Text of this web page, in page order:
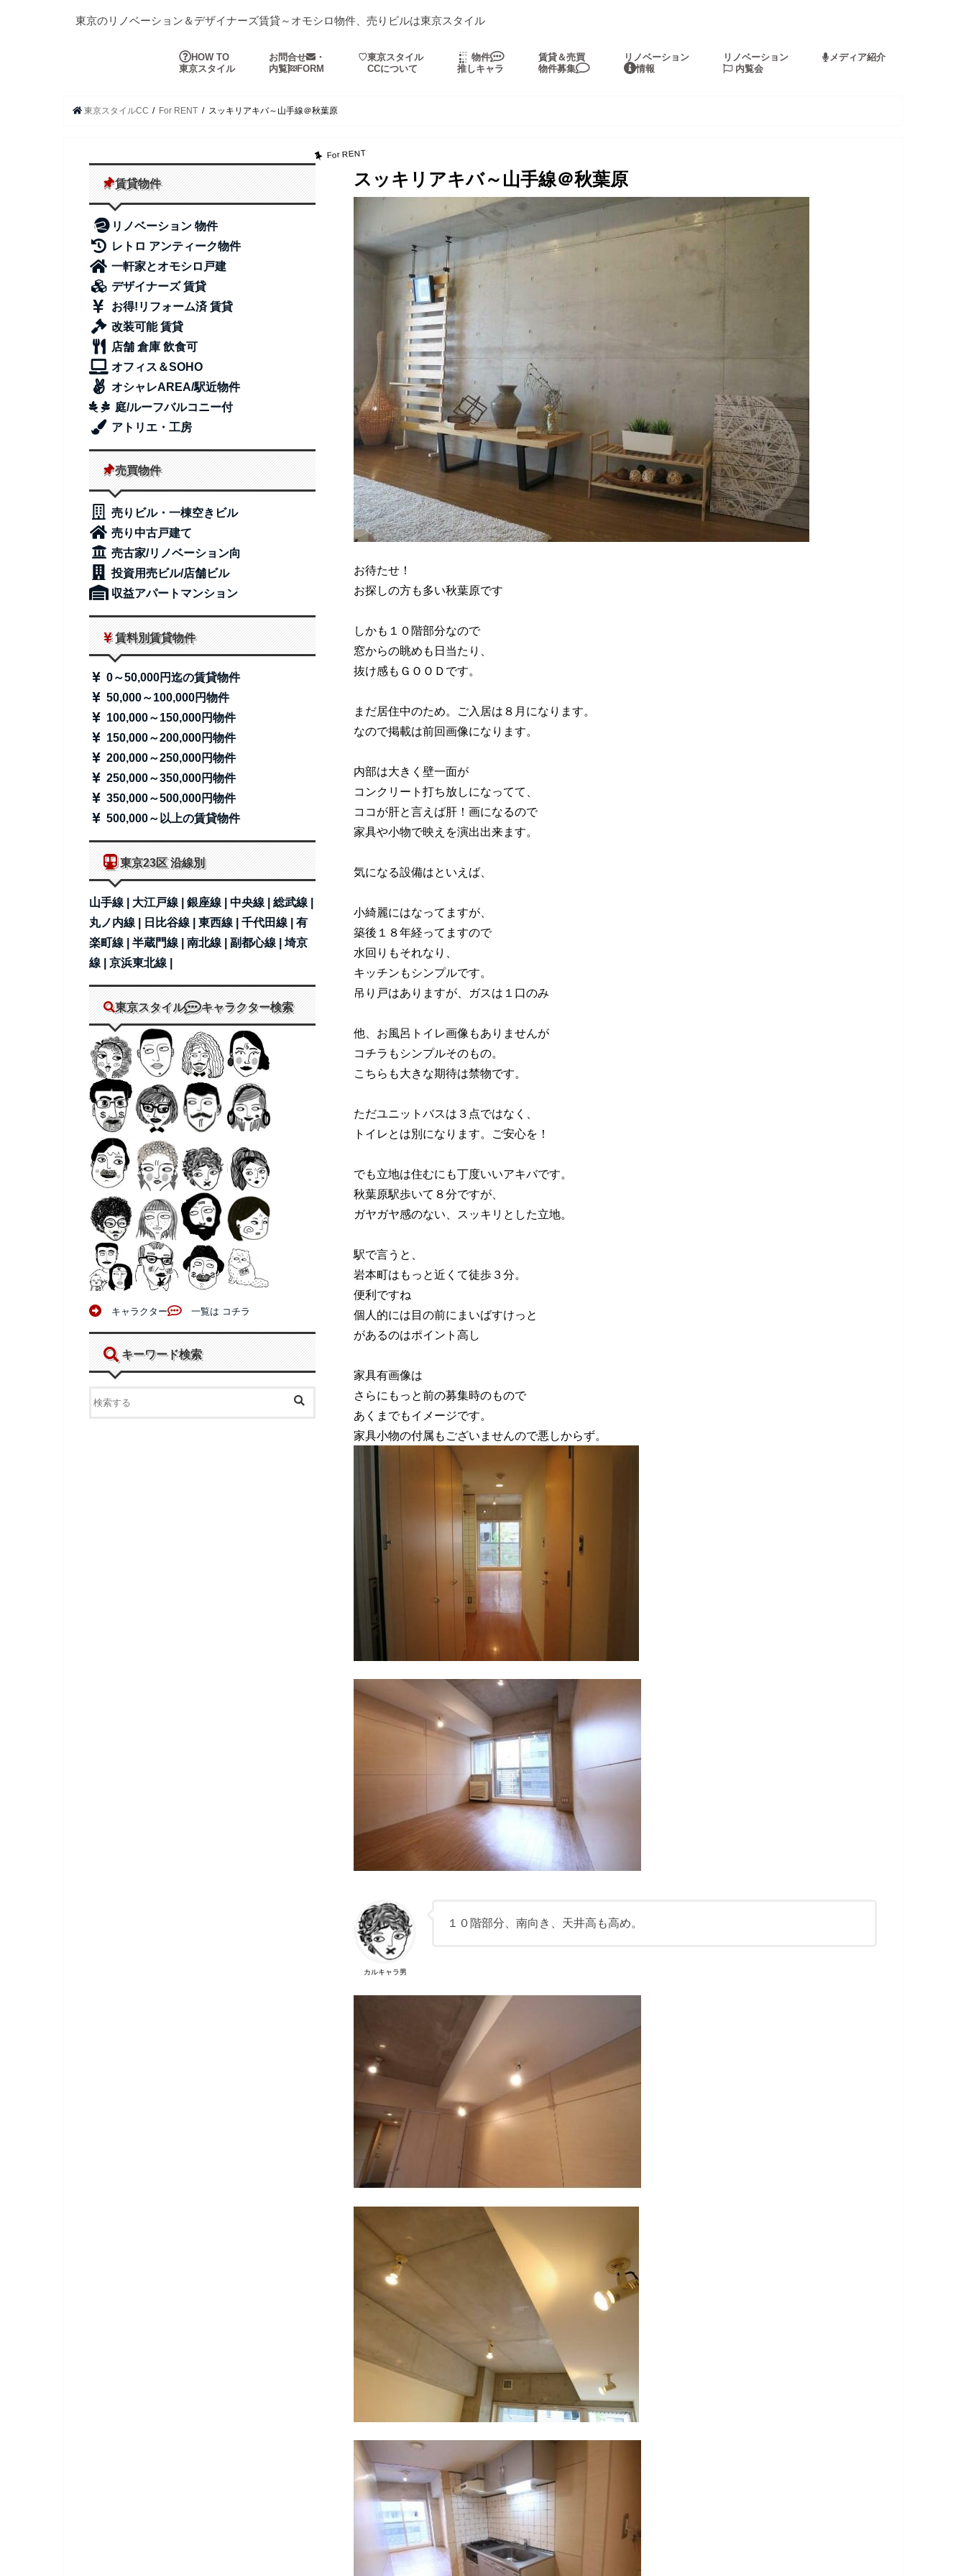
東京のリノベーション＆デザイナーズ賃貸～オモシロ物件、売りビルは東京スタイル
HOW TO
東京スタイル
お問合せ
・
内覧
FORM
♡東京スタイル
CCについて
物件
推しキャラ
賃貸＆売買
物件募集
リノベーション
情報
リノベーション
内覧会
メディア紹介
東京スタイルCC For RENT スッキリアキバ～山手線＠秋葉原
For RENT
スッキリアキバ～山手線＠秋葉原
お待たせ！
お探しの方も多い秋葉原です
しかも１０階部分なので
窓からの眺めも日当たり、
抜け感もＧＯＯＤです。
まだ居住中のため。ご入居は８月になります。
なので掲載は前回画像になります。
内部は大きく壁一面が
コンクリート打ち放しになってて、
ココが肝と言えば肝！画になるので
家具や小物で映えを演出出来ます。
気になる設備はといえば、
小綺麗にはなってますが、
築後１８年経ってますので
水回りもそれなり、
キッチンもシンプルです。
吊り戸はありますが、ガスは１口のみ
他、お風呂トイレ画像もありませんが
コチラもシンプルそのもの。
こちらも大きな期待は禁物です。
ただユニットバスは３点ではなく、
トイレとは別になります。ご安心を！
でも立地は住むにも丁度いいアキバです。
秋葉原駅歩いて８分ですが、
ガヤガヤ感のない、スッキリとした立地。
駅で言うと、
岩本町はもっと近くて徒歩３分。
便利ですね
個人的には目の前にまいばすけっと
があるのはポイント高し
家具有画像は
さらにもっと前の募集時のもので
あくまでもイメージです。
家具小物の付属もございませんので悪しからず。
カルキャラ男
１０階部分、南向き、天井高も高め。
賃貸物件
リノベーション 物件
レトロ アンティーク物件
一軒家とオモシロ戸建
デザイナーズ 賃貸
お得!リフォーム済 賃貸
改装可能 賃貸
店舗 倉庫 飲食可
オフィス＆SOHO
オシャレAREA/駅近物件
庭/ルーフバルコニー付
アトリエ・工房
売買物件
売りビル・一棟空きビル
売り中古戸建て
売古家/リノベーション向
投資用売ビル/店舗ビル
収益アパートマンション
賃料別賃貸物件
0～50,000円迄の賃貸物件
50,000～100,000円物件
100,000～150,000円物件
150,000～200,000円物件
200,000～250,000円物件
250,000～350,000円物件
350,000～500,000円物件
500,000～以上の賃貸物件
東京23区 沿線別
山手線 | 大江戸線 | 銀座線 | 中央線 | 総武線 |
丸ノ内線 |
日比谷線 | 東西線 | 千代田線 | 有
楽町線 | 半蔵門線 | 南北線 | 副都心線 | 埼京
線 | 京浜東北線 |
東京スタイル キャラクター検索
キャラクター 一覧は コチラ
キーワード検索